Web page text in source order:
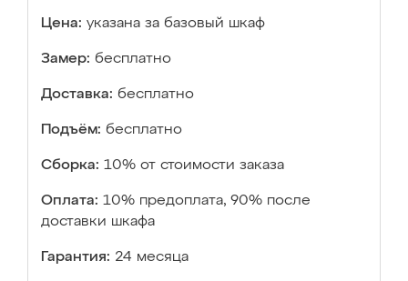
Цена: указана за базовый шкаф
Замер: бесплатно
Доставка: бесплатно
Подъём: бесплатно
Сборка: 10% от стоимости заказа
Оплата: 10% предоплата, 90% после
доставки шкафа
Гарантия: 24 месяца